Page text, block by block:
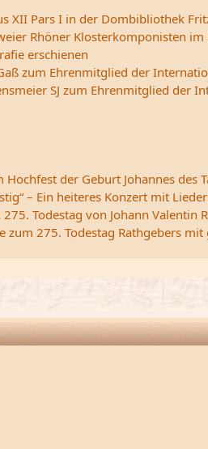
XII Pars I in der Dombibliothek
Rhöner Klosterkomponisten im
erschienen
zum Ehrenmitglied der
SJ zum Ehrenmitglied der
Hochfest der Geburt Johannes
– Ein heiteres Konzert mit
Todestag von Johann Valentin
zum 275. Todestag Rathgebers